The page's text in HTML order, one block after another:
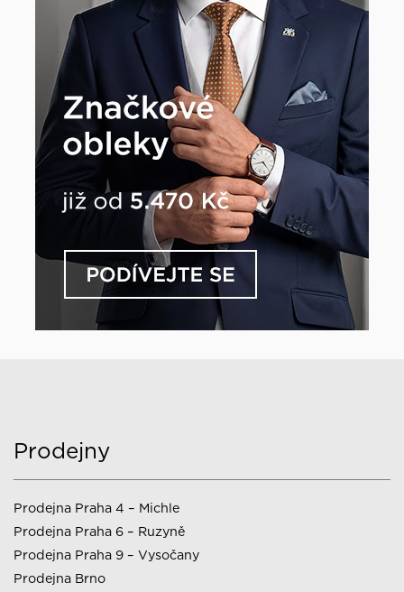
Prodejny
Prodejna Praha 4 – Michle
Prodejna Praha 6 – Ruzyně
Prodejna Praha 9 – Vysočany
Prodejna Brno